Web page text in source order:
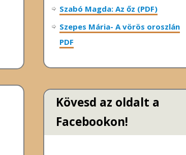
Szabó Magda: Az őz (PDF)
Szepes Mária- A vörös oroszlán
PDF
Kövesd az oldalt a
Facebookon!